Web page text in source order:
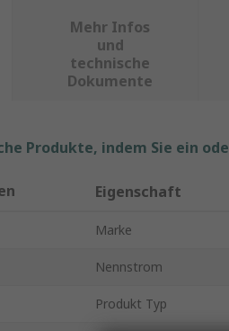
Mehr Infos
und
technische
Dokumente
Produkte, indem Sie ein
Eigenschaft
Marke
Nennstrom
Produkt Typ